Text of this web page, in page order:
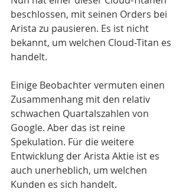
beschlossen, mit seinen Orders bei
Arista zu pausieren. Es ist nicht
bekannt, um welchen Cloud-Titan es
handelt.
Einige Beobachter vermuten einen
Zusammenhang mit den relativ
schwachen Quartalszahlen von
Google. Aber das ist reine
Spekulation. Für die weitere
Entwicklung der Arista Aktie ist es
auch unerheblich, um welchen
Kunden es sich handelt.